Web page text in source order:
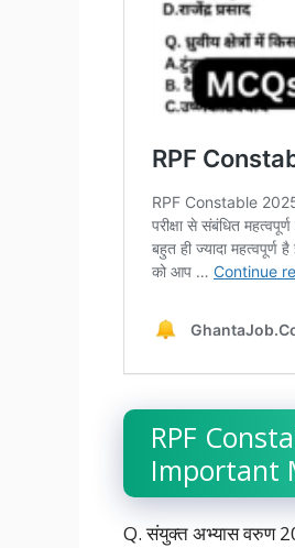
RPF
Important
Q. संयुक्त अभ्यास वरुण